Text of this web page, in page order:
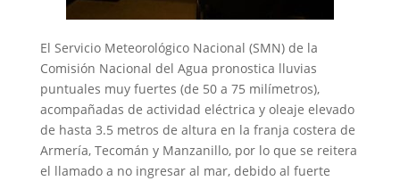
El Servicio Meteorológico Nacional (SMN) de la
Comisión Nacional del Agua pronostica lluvias
puntuales muy fuertes (de 50 a 75 milímetros),
acompañadas de actividad eléctrica y oleaje elevado
de hasta 3.5 metros de altura en la franja costera de
Armería, Tecomán y Manzanillo, por lo que se reitera
el llamado a no ingresar al mar, debido al fuerte